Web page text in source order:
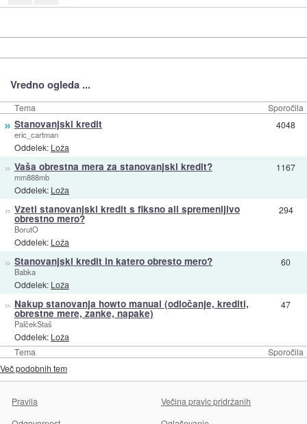
Vredno ogleda ...
Tema Sporočila
Tema Sporočila
» Stanovanjski kredit
eric_cartman
Oddelek: Loža
4048
» Vaša obrestna mera za stanovanjski kredit?
mm888mb
Oddelek: Loža
1167
» Vzeti stanovanjski kredit s fiksno ali spremenljivo
obrestno mero?
BorutO
Oddelek: Loža
294
» Stanovanjski kredit in katero obresto mero?
Babka
Oddelek: Loža
60
» Nakup stanovanja howto manual (odločanje, krediti,
obrestne mere, zanke, napake)
PalčekStaš
Oddelek: Loža
47
Več podobnih tem
Pravila
Večina pravic pridržanih